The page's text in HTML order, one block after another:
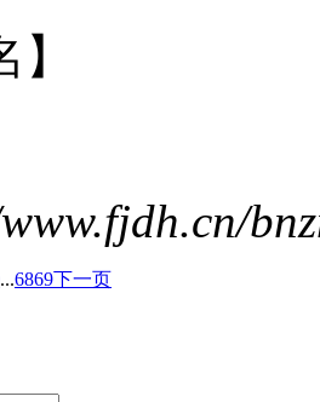
】
...6869下一页